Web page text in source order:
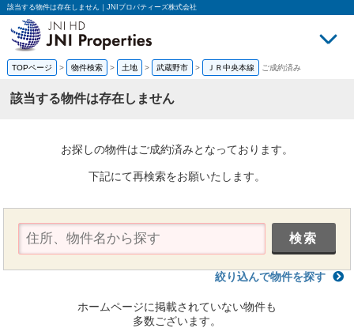
該当する物件は存在しません｜JNIプロパティーズ株式会社
TOPページ > 物件検索 > 土地 > 武蔵野市 > ＪＲ中央本線 ご成約済み
該当する物件は存在しません
お探しの物件はご成約済みとなっております。
下記にて再検索をお願いたします。
絞り込んで物件を探す
ホームページに掲載されていない物件も
多数ございます。